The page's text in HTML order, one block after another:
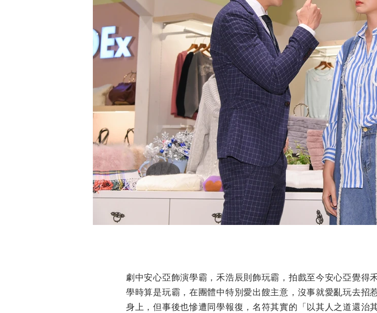
劇中安心亞飾演學霸，禾浩辰則飾玩霸，拍戲至今安心亞覺得
學時算是玩霸，在團體中特別愛出餿主意，沒事就愛亂玩去招
身上，但事後也慘遭同學報復，名符其實的「以其人之道還治